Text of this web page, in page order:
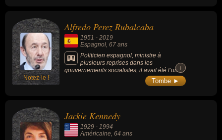
d'Autriche.
Notez-le !
Alfredo Perez Rubalcaba
1951 - 2019
Espagnol, 67 ans
Politicien espagnol, ministre à
plusieurs reprises dans les
gouvernements socialistes, il avait été l’un
des principaux artisans de la fin du groupe
+
+
Tombe ►
Jackie Kennedy
1929 - 1994
Américaine, 64 ans